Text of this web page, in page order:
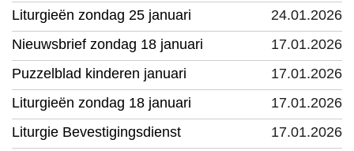
24.01.2026
Liturgieën zondag 25 januari
17.01.2026
Nieuwsbrief zondag 18 januari
17.01.2026
Puzzelblad kinderen januari
17.01.2026
Liturgieën zondag 18 januari
17.01.2026
Liturgie Bevestigingsdienst